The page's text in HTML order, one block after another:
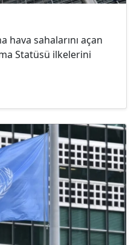
hava sahalarını açan
Statüsü ilkelerini